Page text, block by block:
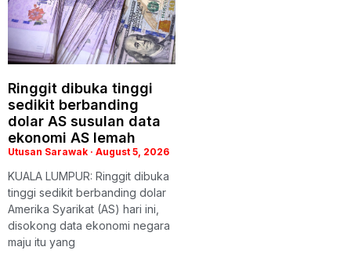
Ringgit dibuka tinggi
sedikit berbanding
dolar AS susulan data
ekonomi AS lemah
Utusan Sarawak August 5, 2026
KUALA LUMPUR: Ringgit dibuka
tinggi sedikit berbanding dolar
Amerika Syarikat (AS) hari ini,
disokong data ekonomi negara
maju itu yang